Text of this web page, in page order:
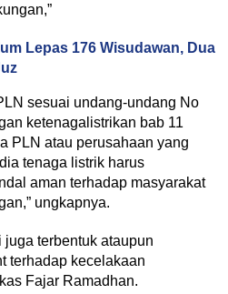
Lepas 176 Wisudawan, Dua
sesuai undang-undang No
ketenagalistrikan bab 11
PLN atau perusahaan yang
tenaga listrik harus
aman terhadap masyarakat
ungkapnya.
juga terbentuk ataupun
terhadap kecelakaan
Fajar Ramadhan.